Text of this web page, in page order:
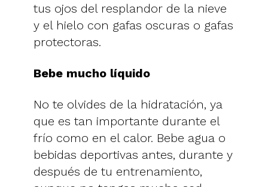
tus ojos del resplandor de la nieve
y el hielo con gafas oscuras o gafas
protectoras.
Bebe mucho líquido
No te olvides de la hidratación, ya
que es tan importante durante el
frío como en el calor. Bebe agua o
bebidas deportivas antes, durante y
después de tu entrenamiento,